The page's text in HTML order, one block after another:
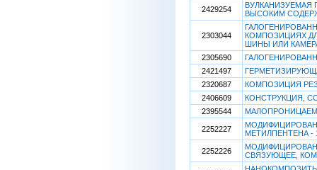
2429254
ВЫСОКИМ
2303044
КОМПОЗИЦИЯХ
ШИНЫ ИЛИ
2305690
2421497
2320687
КОМПОЗИЦИЯ
2406609
КОНСТРУКЦИЯ,
2395544
2252227
МЕТИЛПЕНТЕНА
2252226
СВЯЗУЮЩЕЕ,